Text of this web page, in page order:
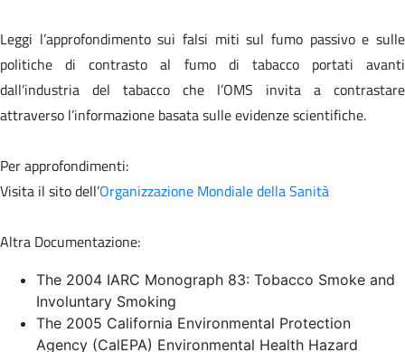
Leggi l’approfondimento sui falsi miti sul fumo passivo e sulle
politiche di contrasto al fumo di tabacco portati avanti
dall’industria del tabacco che l’OMS invita a contrastare
attraverso l’informazione basata sulle evidenze scientifiche.
Per approfondimenti:
Visita il sito dell’Organizzazione Mondiale della Sanità
Altra Documentazione:
The 2004 IARC Monograph 83: Tobacco Smoke and
Involuntary Smoking
The 2005 California Environmental Protection
Agency (CalEPA) Environmental Health Hazard